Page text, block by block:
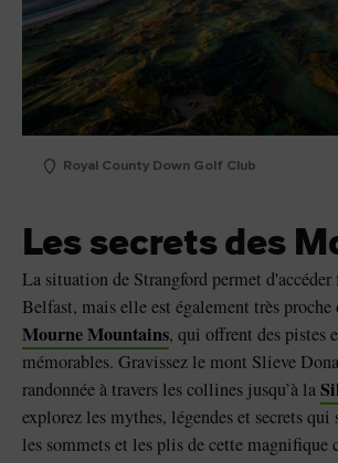
Royal County Down Golf Club
Les secrets des
La situation de Strangford permet
Belfast, mais elle est également très proche
Mourne Mountains, qui offrent des pistes
mémorables. Gravissez le mont Slieve
randonnée à travers les collines jusqu’à la
explorez les mythes, légendes et secrets qui
les sommets et les plis de cette magnifique